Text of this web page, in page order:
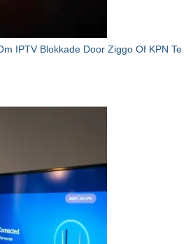
IPTV Blokkade Door Ziggo Of KPN Te